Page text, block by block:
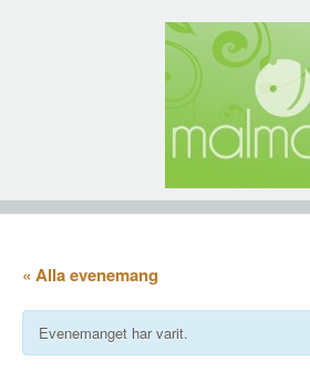
« Alla evenemang
Evenemanget har varit.